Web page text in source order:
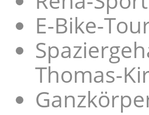
E-Bike-
Thomas-